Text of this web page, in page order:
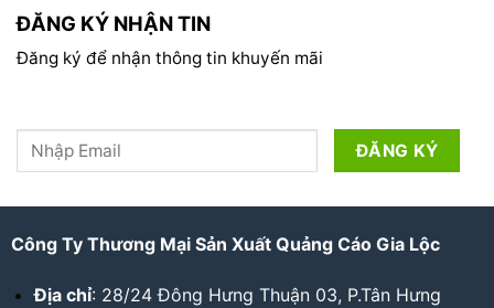
ĐĂNG KÝ NHẬN TIN
Đăng ký để nhận thông tin khuyến mãi
Công Ty Thương Mại Sản Xuất Quảng Cáo Gia Lộc
Địa chỉ: 28/24 Đông Hưng Thuận 03, P.Tân Hưng